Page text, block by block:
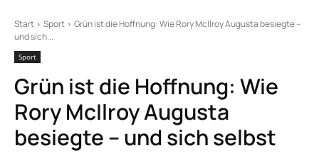
Start Sport
Grün ist die Hoffnung: Wie Rory McIlroy Augusta besiegte –
und sich...
Sport
Grün ist die Hoffnung: Wie
Rory McIlroy Augusta
besiegte – und sich selbst